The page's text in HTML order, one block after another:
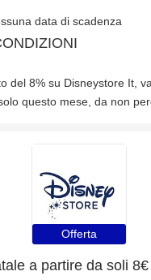
data di scadenza
del 8% su Disneystore It,
questo mese, da non
Offerta
a partire da soli 8€